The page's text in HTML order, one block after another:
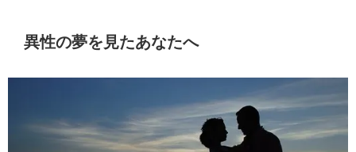
異性の夢を見たあなたへ